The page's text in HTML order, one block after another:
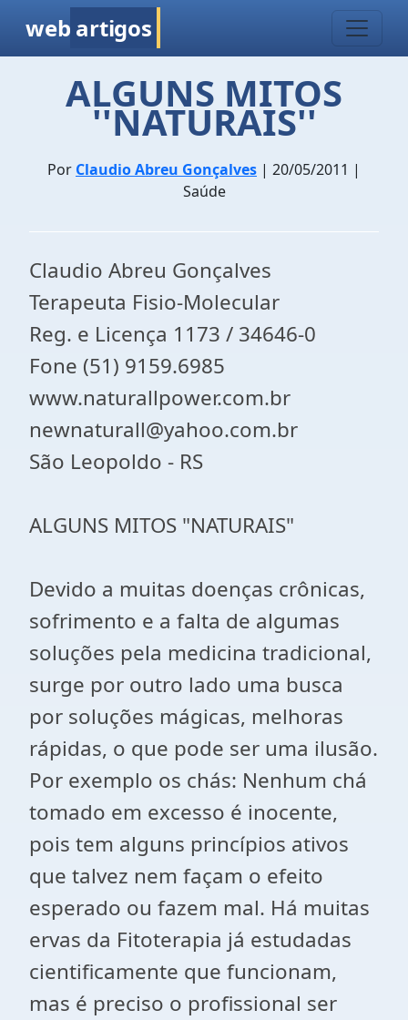
web artigos
ALGUNS MITOS
''NATURAIS''
Por Claudio Abreu Gonçalves | 20/05/2011 |
Saúde
Claudio Abreu Gonçalves
Terapeuta Fisio-Molecular
Reg. e Licença 1173 / 34646-0
Fone (51) 9159.6985
www.naturallpower.com.br
newnaturall@yahoo.com.br
São Leopoldo - RS
ALGUNS MITOS "NATURAIS"
Devido a muitas doenças crônicas,
sofrimento e a falta de algumas
soluções pela medicina tradicional,
surge por outro lado uma busca
por soluções mágicas, melhoras
rápidas, o que pode ser uma ilusão.
Por exemplo os chás: Nenhum chá
tomado em excesso é inocente,
pois tem alguns princípios ativos
que talvez nem façam o efeito
esperado ou fazem mal. Há muitas
ervas da Fitoterapia já estudadas
cientificamente que funcionam,
mas é preciso o profissional ser